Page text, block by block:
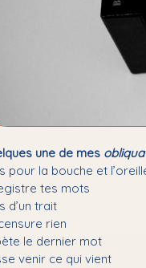
une de mes
pour la bouche et
tes mots
d’un trait
rien
le dernier mot
venir ce qui vient